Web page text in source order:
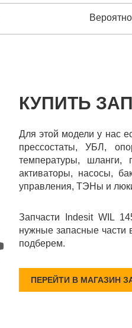
КУПИТЬ
Для этой модели у нас
прессостаты, УБЛ,
температуры, шланги,
активаторы, насосы,
управления, ТЭНы и
Запчасти Indesit WIL
нужные запасные части
подберем.
ПЕРЕЙТИ В МАГАЗИН